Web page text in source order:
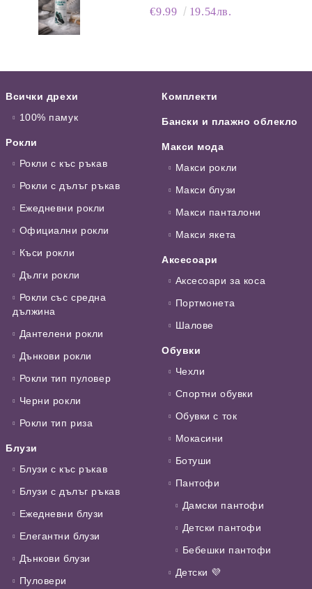
ПЯНА ЗА ОБУВКИ, 150 МЛ
€9.99 19.54лв.
Всички дрехи
100% памук
Рокли
Рокли с къс ръкав
Рокли с дълъг ръкав
Ежедневни рокли
Официални рокли
Къси рокли
Дълги рокли
Рокли със средна
дължина
Дантелени рокли
Дънкови рокли
Рокли тип пуловер
Черни рокли
Рокли тип риза
Блузи
Блузи с къс ръкав
Блузи с дълъг ръкав
Ежедневни блузи
Елегантни блузи
Дънкови блузи
Пуловери
Комплекти
Бански и плажно облекло
Макси мода
Макси рокли
Макси блузи
Макси панталони
Макси якета
Аксесоари
Аксесоари за коса
Портмонета
Шалове
Обувки
Чехли
Спортни обувки
Обувки с ток
Мокасини
Ботуши
Пантофи
Дамски пантофи
Детски пантофи
Бебешки пантофи
Детски 💜